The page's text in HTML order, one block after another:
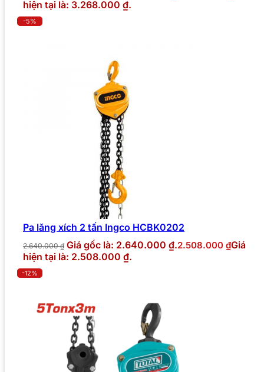
hiện tại là: 3.268.000 ₫.
-5%
Pa lăng xích 2 tấn Ingco HCBK0202
2.640.000₫ Giá gốc là: 2.640.000 ₫.2.508.000 ₫Giá
hiện tại là: 2.508.000 ₫.
-12%